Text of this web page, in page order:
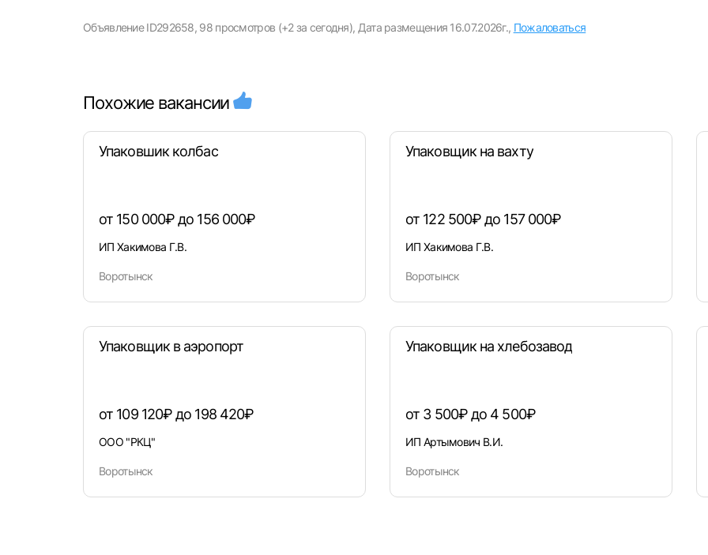
Казань
Челябинск Пермь Самара
Войти
Объявление ID292658, 98 просмотров (+2 за сегодня), Дата размещения 16.07.2026г., Пожаловаться
Похожие вакансии
Упаковшик колбас
от 150 000₽ до 156 000₽
ИП Хакимова Г.В.
Воротынск
Упаковщик на вахту
от 122 500₽ до 157 000₽
ИП Хакимова Г.В.
Воротынск
Упаковщик в аэропорт
от 109 120₽ до 198 420₽
ООО "РКЦ"
Воротынск
Упаковщик на хлебозавод
от 3 500₽ до 4 500₽
ИП Артымович В.И.
Воротынск